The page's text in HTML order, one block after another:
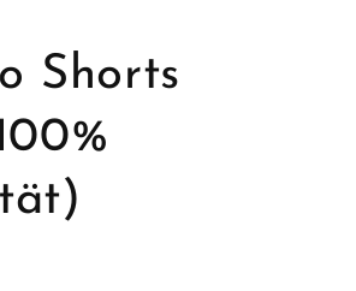
Shorts